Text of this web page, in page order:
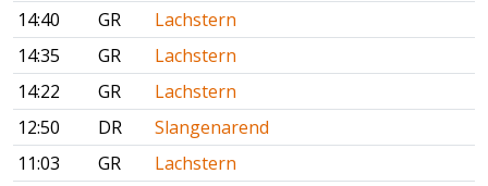
14:40
GR
Lachstern
14:35
GR
Lachstern
14:22
GR
Lachstern
12:50
DR
Slangenarend
11:03
GR
Lachstern